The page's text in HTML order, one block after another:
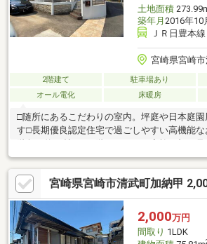
土地面積
築年月 2016年10
ＪＲ日豊本
宮崎県宮崎
2階建て 駐車場あり
オール電化
床暖房
□随所にあるこだわりの室内。坪庭や日本庭
す□長期優良認定住宅で過ごしやすい高機能な
線□キッチンはタカラスタンダードのレミュ
ードかつ使用しやすい□トイレにもエコカラ
匂いや湿気の抑制効果で家事も楽に□駐車場は
十分に呼べます□床暖房を採用。足元からく
し
宮崎県宮崎市清武町加納甲
2,000万円
間取り 1LDK